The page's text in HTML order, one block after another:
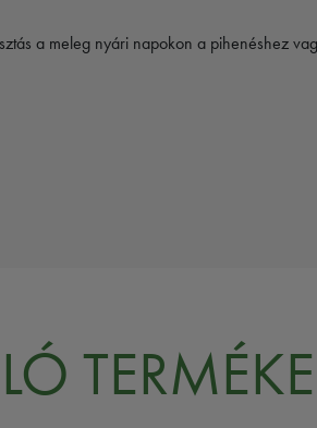
a meleg nyári napokon a pihenéshez